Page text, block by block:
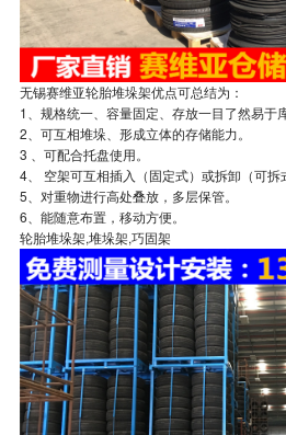
无锡赛维亚轮胎堆垛架优点可总结为：
1、规格统一、容量固定、存放一目了然易于
2、可互相堆垛、形成立体的存储能力。
3 、可配合托盘使用。
4、 空架可互相插入（固定式）或拆卸（可拆
5、对重物进行高处叠放，多层保管。
6、能随意布置，移动方便。
轮胎堆垛架,堆垛架,巧固架